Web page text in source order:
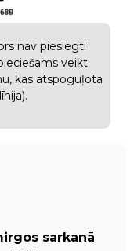
nav pieslēgti
veikt
kas atspoguļota
sarkanā